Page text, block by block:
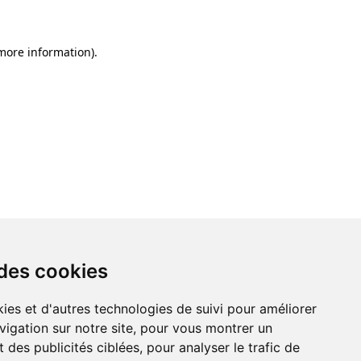
cookies
et d'autres technologies de suivi pour améliorer
sur notre site, pour vous montrer un
des publicités ciblées, pour analyser le trafic de
information).